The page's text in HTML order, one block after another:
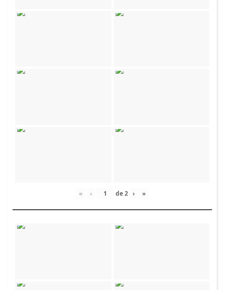
« ‹ de2 › »